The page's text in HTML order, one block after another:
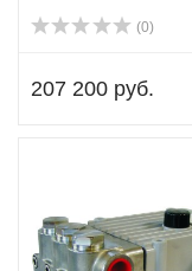
(0)
207 200 руб.